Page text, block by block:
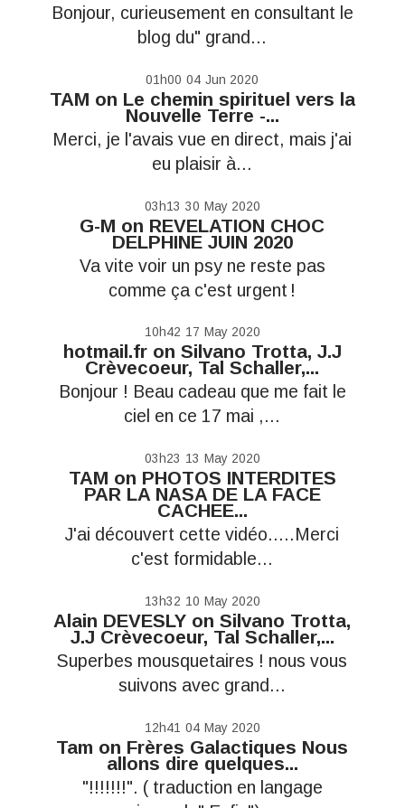
Bonjour, curieusement en consultant le
blog du" grand...
01h00 04 Jun 2020
TAM on Le chemin spirituel vers la
Nouvelle Terre -...
Merci, je l'avais vue en direct, mais j'ai
eu plaisir à...
03h13 30 May 2020
G-M on REVELATION CHOC
DELPHINE JUIN 2020
Va vite voir un psy ne reste pas
comme ça c'est urgent !
10h42 17 May 2020
hotmail.fron Silvano Trotta, J.J
Crèvecoeur, Tal Schaller,...
Bonjour ! Beau cadeau que me fait le
ciel en ce 17 mai ,...
03h23 13 May 2020
TAM on PHOTOS INTERDITES
PAR LA NASA DE LA FACE
CACHEE...
J'ai découvert cette vidéo.....Merci
c'est formidable...
13h32 10 May 2020
Alain DEVESLY onSilvano Trotta,
J.J Crèvecoeur, Tal Schaller,...
Superbes mousquetaires ! nous vous
suivons avec grand...
12h41 04 May 2020
Tam on Frères Galactiques Nous
allons dire quelques...
"!!!!!!!". ( traduction en langage